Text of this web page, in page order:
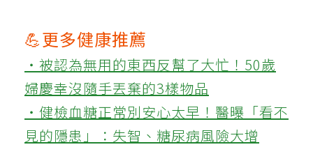
💪更多健康推薦
‧被認為無用的東西反幫了大忙！50歲
婦慶幸沒隨手丟棄的3樣物品
‧健檢血糖正常別安心太早！醫曝「看不
見的隱患」：失智、糖尿病風險大增